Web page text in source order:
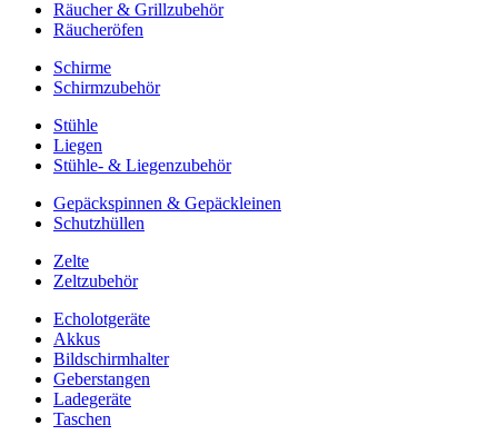
Räucher & Grillzubehör
Räucheröfen
Schirme
Schirmzubehör
Stühle
Liegen
Stühle- & Liegenzubehör
Gepäckspinnen & Gepäckleinen
Schutzhüllen
Zelte
Zeltzubehör
Echolotgeräte
Akkus
Bildschirmhalter
Geberstangen
Ladegeräte
Taschen